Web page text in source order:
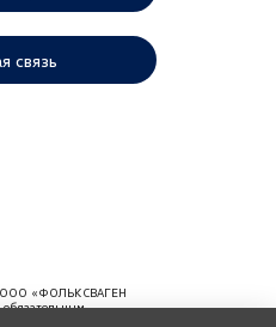
связь
ООО «ФОЛЬКСВАГЕН
обязательным